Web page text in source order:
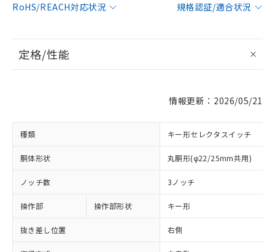
RoHS/REACH対応状況
規格認証/適合状況
定格/性能
情報更新：2026/05/21
種類 キー形セレクタスイッチ
胴体形状 丸胴形(φ22/25mm共用)
ノッチ数 3ノッチ
操作部 操作部形状 キー形
抜き差し位置 右側